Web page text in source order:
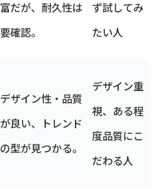
富だが、耐久性は
要確認。
ず試してみ
たい人
デザイン性・品質
が良い、トレンド
の型が見つかる。
デザイン重
視、ある程
度品質にこ
だわる人